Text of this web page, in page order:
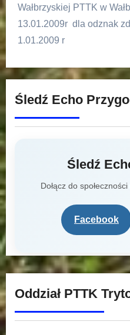
Wałbrzyskiej PTTK w
13.01.2009r dla odznak
1.01.2009 r
Śledź Echo
Śledź
Dołącz do
Facebook
Oddział PTTK